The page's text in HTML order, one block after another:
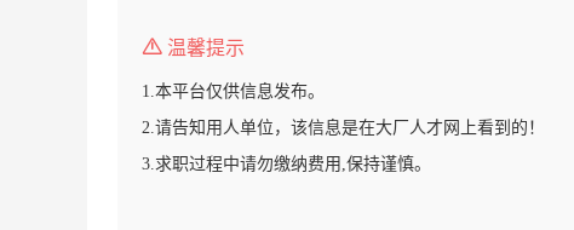
温馨提示
1.本平台仅供信息发布。
2.请告知用人单位，该信息是在大厂人才网上看到的！
3.求职过程中请勿缴纳费用,保持谨慎。